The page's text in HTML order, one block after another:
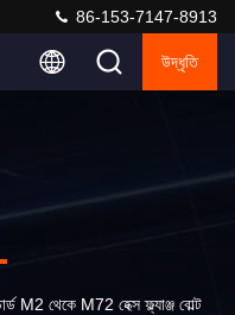
86-153-7147-8913
উদ্ধৃতি
M2 থেকে M72 হেক্স ফ্ল্যাঞ্জ বোল্ট